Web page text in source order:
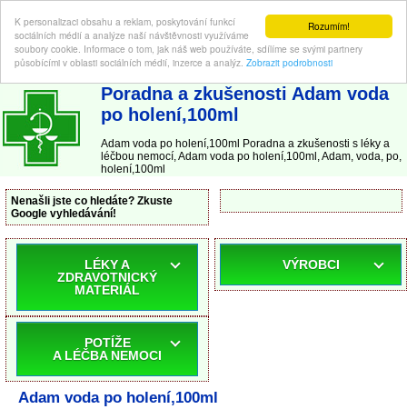
Rozumím!
K personalizaci obsahu a reklam, poskytování funkcí
sociálních médií a analýze naší návštěvnosti využíváme
soubory cookie. Informace o tom, jak náš web používáte, sdílíme se svými partnery
působícími v oblasti sociálních médií, inzerce a analýz. Zobrazit podrobnosti
ABC-LEKARNA.cz | Poradna a zkušenosti s léky a léčbou nemocí
Poradna a zkušenosti Adam voda
po holení,100ml
Adam voda po holení,100ml Poradna a zkušenosti s léky a
léčbou nemocí, Adam voda po holení,100ml, Adam, voda, po,
holení,100ml
Nenašli jste co hledáte? Zkuste
Google vyhledávání!
LÉKY A
ZDRAVOTNICKÝ
MATERIÁL
POTÍŽE
A LÉČBA NEMOCI
VÝROBCI
Adam voda po holení,100ml